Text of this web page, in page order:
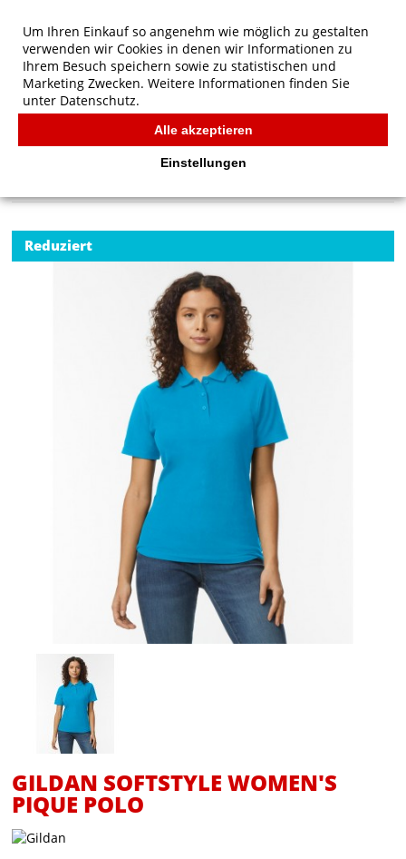
Gildan Softstyle Women's Pique Polo
Reduziert
GILDAN SOFTSTYLE WOMEN'S
PIQUE POLO
Um Ihren Einkauf so angenehm wie möglich zu gestalten
verwenden wir Cookies in denen wir Informationen zu
Ihrem Besuch speichern sowie zu statistischen und
Marketing Zwecken. Weitere Informationen finden Sie
unter Datenschutz.
Alle akzeptieren
Einstellungen